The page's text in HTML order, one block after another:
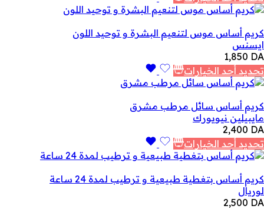
كريم أساس موس لتنعيم البشرة و توحيد اللون
ايسنس
1,850 DA
تحديد أحد الخيارات
كريم أساس سائل مرطب مشرق
مايبيلين نيويورك
2,400 DA
تحديد أحد الخيارات
كريم أساس بتغطية طبيعية و ترطيب لمدة 24 ساعة
لوريال
2,500 DA